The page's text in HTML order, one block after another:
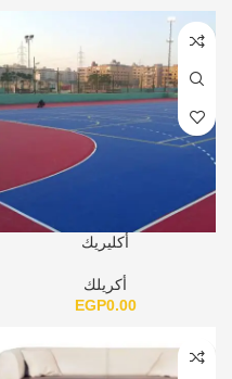
أكليريك
أكريلك
EGP0.00